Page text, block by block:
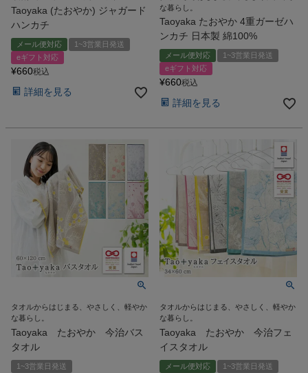
Taoyaka (たおやか) ジャガード
ハンカチ
メール便対応
1~3営業日発送
eギフト対応
¥660税込
詳細を見る
な暮らし。
Taoyaka たおやか 4重ガーゼハ
ンカチ 日本製 綿100%
メール便対応
1~3営業日発送
eギフト対応
¥660税込
詳細を見る
タオルからはじまる、やさしく、軽やか
な暮らし。
Taoyaka たおやか 今治バス
タオル
1~3営業日発送
タオルからはじまる、やさしく、軽やか
な暮らし。
Taoyaka たおやか 今治フェ
イスタオル
メール便対応
1~3営業日発送